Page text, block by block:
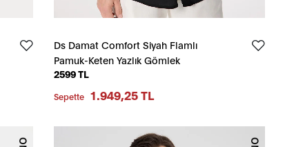
Ds Damat Comfort Siyah Flamlı
Pamuk-Keten Yazlık Gömlek
2599 TL
Sepette 1.949,25 TL